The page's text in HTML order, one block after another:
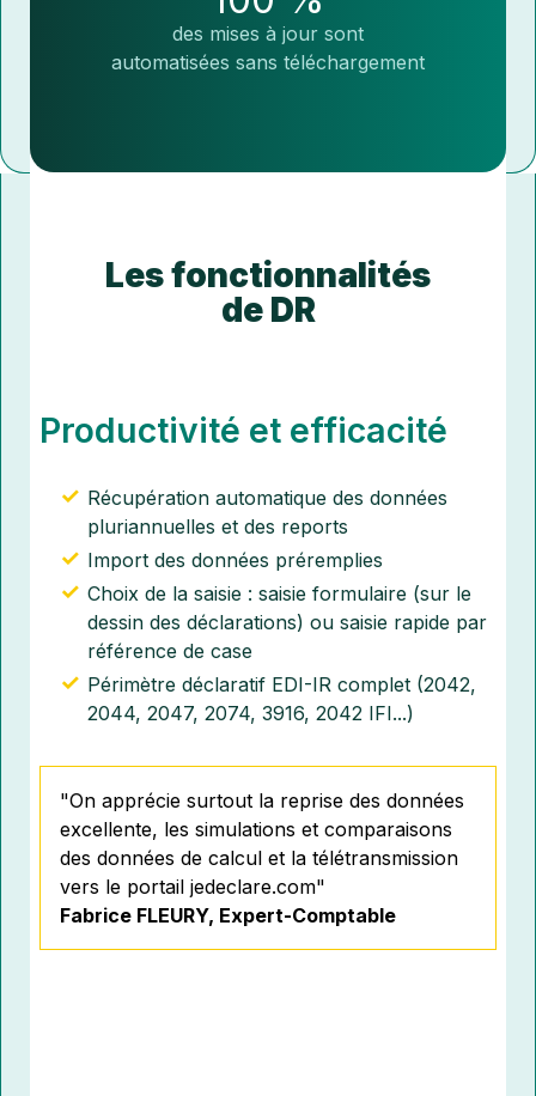
des mises à jour sont
automatisées sans téléchargement
Les fonctionnalités
de DR
Productivité et efficacité
Récupération automatique des données
pluriannuelles et des reports
Import des données préremplies
Choix de la saisie : saisie formulaire (sur le
dessin des déclarations) ou saisie rapide par
référence de case
Périmètre déclaratif EDI-IR complet (2042,
2044, 2047, 2074, 3916, 2042 IFI...)
"On apprécie surtout la reprise des données
excellente, les simulations et comparaisons
des données de calcul et la télétransmission
vers le portail jedeclare.com"
Fabrice FLEURY, Expert-Comptable